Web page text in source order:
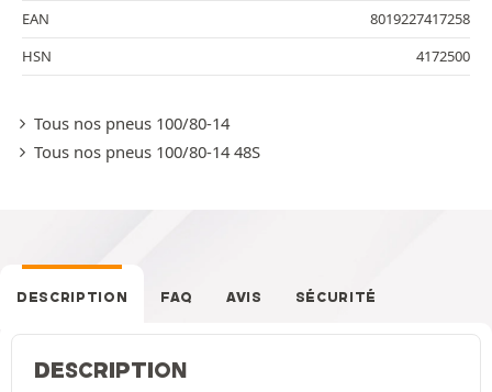
EAN
8019227417258
HSN
4172500
Tous nos pneus 100/80-14
Tous nos pneus 100/80-14 48S
DESCRIPTION FAQ AVIS SÉCURITÉ
DESCRIPTION